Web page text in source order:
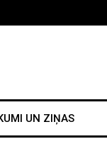
UN ZIŅAS